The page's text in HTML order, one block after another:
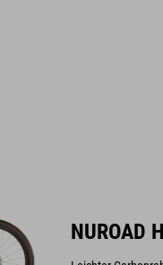
NUROAD